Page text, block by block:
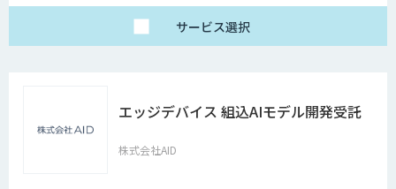
サービス選択
エッジデバイス 組込AIモデル開発受託
株式会社AID